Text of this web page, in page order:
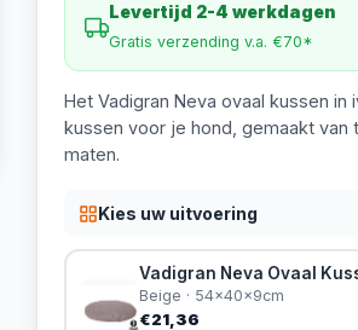
Levertijd 2-4 werkdagen
Gratis verzending v.a. €70*
Het Vadigran Neva ovaal kussen
kussen voor je hond, gemaakt van
maten.
Kies uw uitvoering
Vadigran Neva Ovaal
Beige · 54x40x9cm
€21,36